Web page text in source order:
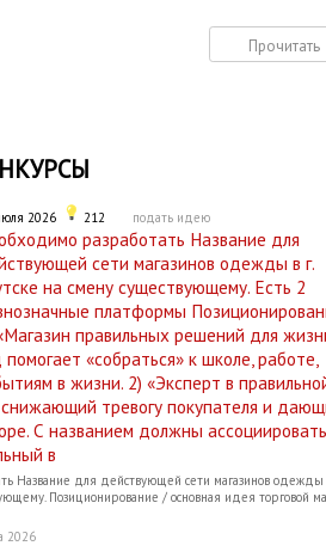
Прочитать
2026 212 подать идею
разработать Название для
сети магазинов одежды в г.
на смену существующему. Есть 2
платформы
правильных решений для
«собраться» к школе, работе,
в жизни. 2) «Эксперт в
тревогу покупателя и
С названием должны
в
Название для действующей сети магазинов одежды
Позиционирование / основная идея торговой
2026